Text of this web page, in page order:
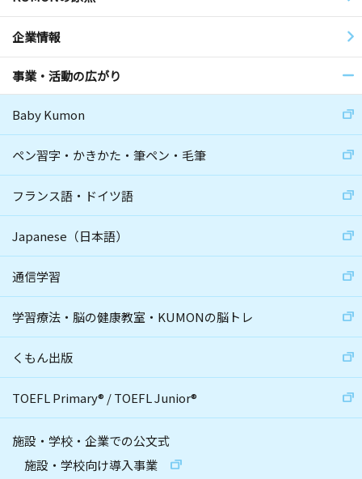
企業情報
事業・活動の広がり
Baby Kumon
ペン習字・かきかた・筆ペン・毛筆
フランス語・ドイツ語
Japanese（日本語）
通信学習
学習療法・脳の健康教室・KUMONの脳トレ
くもん出版
TOEFL Primary® /TOEFL Junior®
施設・学校・企業での公文式
施設・学校向け導入事業